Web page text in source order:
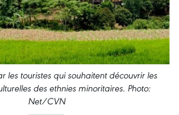
les touristes qui souhaitent découvrir les
des ethnies minoritaires. Photo:
Net/CVN